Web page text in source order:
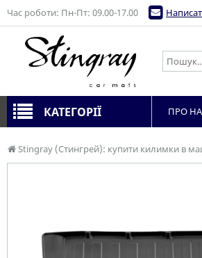
Stingray (Стингрей): купити килимки в
Час роботи: Пн-Пт: 09.00-17.00
КАТЕГОРІЇ ПРО